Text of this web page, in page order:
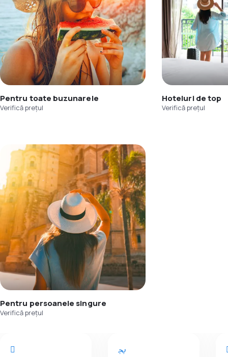
Pentru toate buzunarele
Verifică prețul
Hoteluri de top
Verifică prețul
Pentru persoanele singure
Verifică prețul